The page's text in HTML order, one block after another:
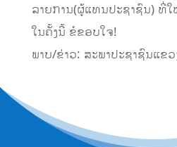
ລາຍການ(ຜູ້ແທນປະຊາຊົນ) ທີ່
ໃນຄັ້ງນີ້ ຂໍຂອບໃຈ!
ພາບ/ຂ່າວ: ສະພາປະຊາຊົນແຂວ